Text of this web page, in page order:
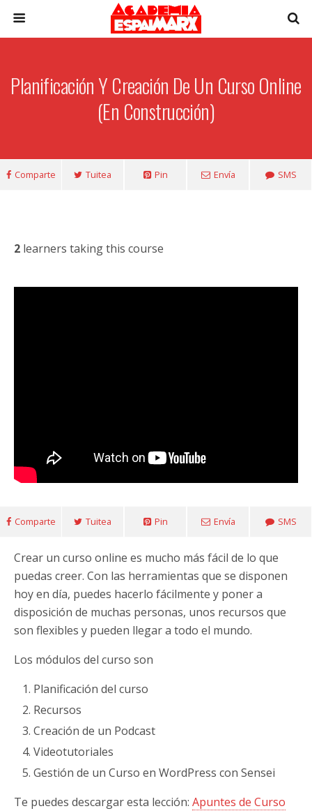
Planificación Y Creación De Un Curso Online
(en Construcción)
Comparte Tuitea Pin Envía SMS
2 learners taking this course
Comparte Tuitea Pin Envía SMS
Crear un curso online es mucho más fácil de lo que
puedas creer. Con las herramientas que se disponen
hoy en día, puedes hacerlo fácilmente y poner a
disposición de muchas personas, unos recursos que
son flexibles y pueden llegar a todo el mundo.
Los módulos del curso son
Planificación del curso
Recursos
Creación de un Podcast
Videotutoriales
Gestión de un Curso en WordPress con Sensei
Te puedes descargar esta lección: Apuntes de Curso